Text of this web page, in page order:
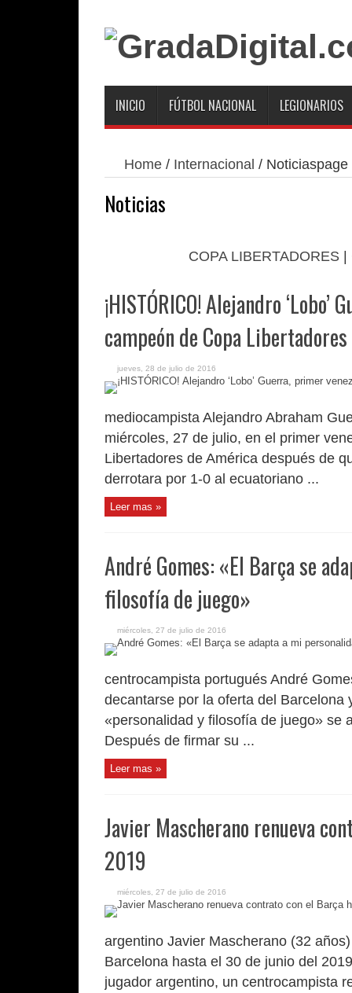
INICIO FÚTBOL NACIONAL LEGIONARIOS
Home/ Internacional / Noticiaspage
Noticias
COPA LIBERTADORES|
¡HISTÓRICO! Alejandro
campeón de Copa Libertadores
jueves, 28 de julio de 2016
mediocampista Alejandro Abraham
miércoles, 27 de julio, en el primer
Libertadores de América después de
derrotara por 1-0 al ecuatoriano ...
Leer mas »
André Gomes: «El Barça se
filosofía de juego»
miércoles, 27 de julio de 2016
centrocampista portugués André
decantarse por la oferta del Barcelona
«personalidad y filosofía de juego» se
Después de firmar su ...
Leer mas »
Javier Mascherano renueva
2019
miércoles, 27 de julio de 2016
argentino Javier Mascherano (32
Barcelona hasta el 30 de junio del
jugador argentino, un centrocampista